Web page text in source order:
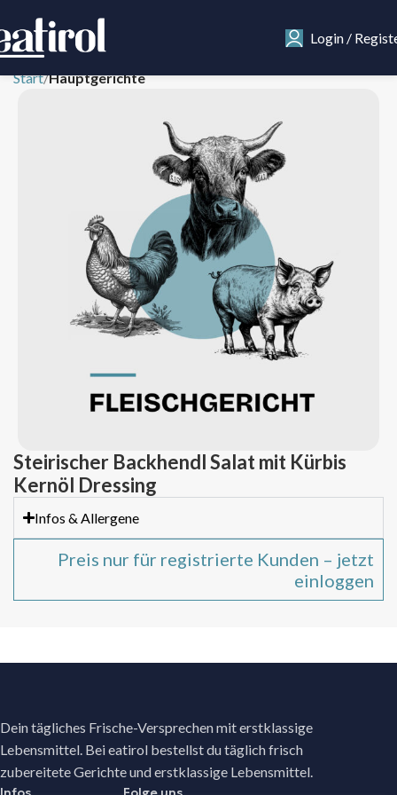
Login /
Start Hauptgerichte
Steirischer Backhendl Salat mit Kürbis
Kernöl Dressing
Infos & Allergene
Preis nur für registrierte Kunden – jetzt
einloggen
Dein tägliches Frische-Versprechen mit erstklassige
Lebensmittel. Bei eatirol bestellst du täglich frisch
zubereitete Gerichte und erstklassige Lebensmittel.